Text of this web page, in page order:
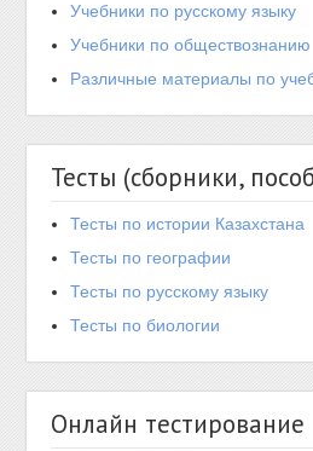
Учебники по русскому языку
Учебники по обществознанию
Различные материалы по
Тесты (сборники,
Тесты по истории Казахстана
Тесты по географии
Тесты по русскому языку
Тесты по биологии
Онлайн тестирование